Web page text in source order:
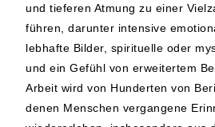
und tieferen Atmung zu einer
führen, darunter intensive
lebhafte Bilder, spirituelle oder
und ein Gefühl von erweitertem
Arbeit wird von Hunderten von
denen Menschen vergangene